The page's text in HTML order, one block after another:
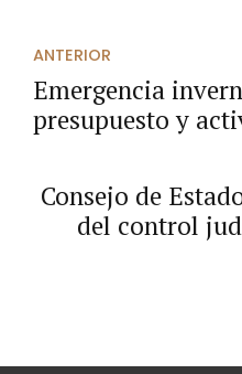
ANTERIOR
Emergencia
presupuesto y
Consejo de
del control